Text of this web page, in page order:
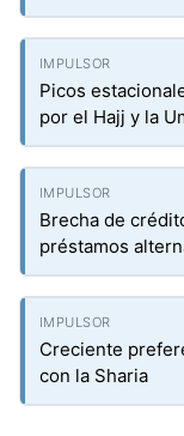
Picos
por el Hajj y la
Brecha de
préstamos
Creciente
con la Sharia